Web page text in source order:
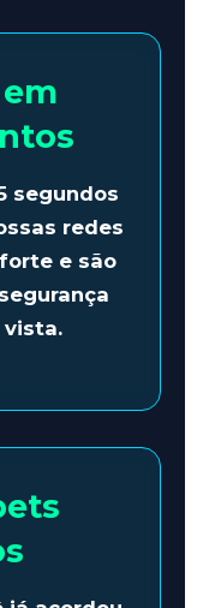
segundos
redes
e são